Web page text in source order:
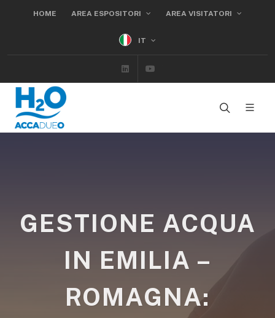
HOME AREA ESPOSITORI AREA VISITATORI
IT
Linkedin
GESTIONE ACQUA
IN EMILIA –
ROMAGNA: